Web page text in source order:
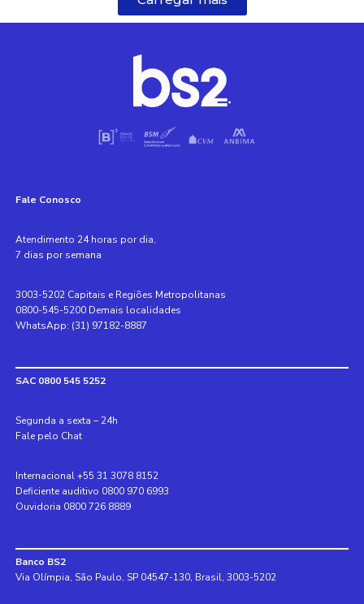
Fale Conosco
Atendimento 24 horas por dia,
7 dias por semana
3003-5202 Capitais e Regiões Metropolitanas
0800-545-5200 Demais localidades
WhatsApp: (31) 97182-8887
SAC 0800 545 5252
Segunda a sexta – 24h
Fale pelo Chat
Internacional +55 31 3078 8152
Deficiente auditivo 0800 970 6993
Ouvidoria 0800 726 8889
Banco BS2
Via Olímpia, São Paulo, SP 04547-130, Brasil, 3003-5202